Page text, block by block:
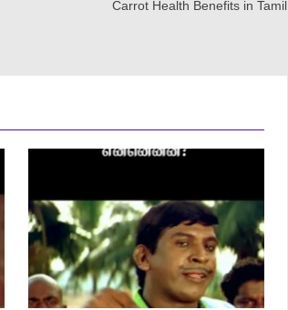
Carrot Health Benefits in Tamil